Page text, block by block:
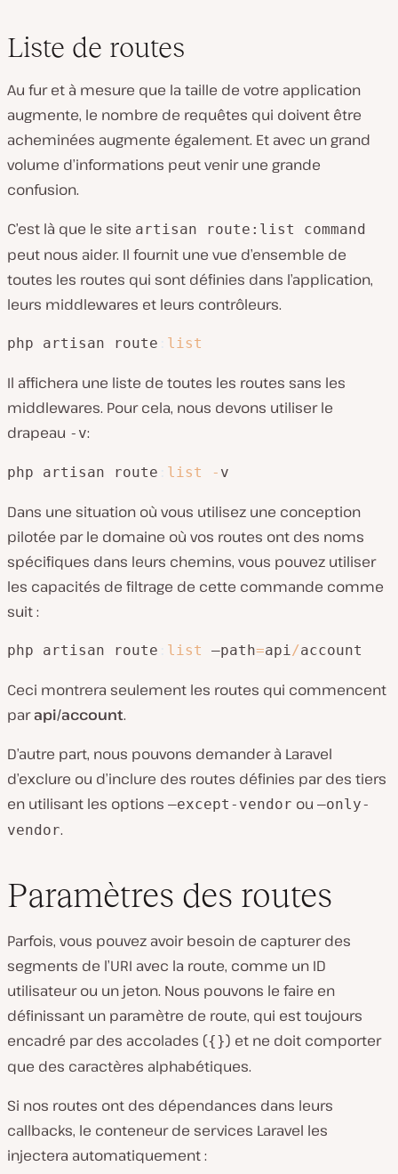
Liste de routes
Au fur et à mesure que la taille de votre application
augmente, le nombre de requêtes qui doivent être
acheminées augmente également. Et avec un grand
volume d’informations peut venir une grande
confusion.
C’est là que le site artisan route:list command
peut nous aider. Il fournit une vue d’ensemble de
toutes les routes qui sont définies dans l’application,
leurs middlewares et leurs contrôleurs.
php artisan route list
Il affichera une liste de toutes les routes sans les
middlewares. Pour cela, nous devons utiliser le
drapeau -v:
php artisan route list - v
Dans une situation où vous utilisez une conception
pilotée par le domaine où vos routes ont des noms
spécifiques dans leurs chemins, vous pouvez utiliser
les capacités de filtrage de cette commande comme
suit :
php artisan route list –path=api /account
Ceci montrera seulement les routes qui commencent
parapi/account.
D’autre part, nous pouvons demander à Laravel
d’exclure ou d’inclure des routes définies par des tiers
en utilisant les options –except-vendor ou –only-
vendor.
Paramètres des routes
Parfois, vous pouvez avoir besoin de capturer des
segments de l’URI avec la route, comme un ID
utilisateur ou un jeton. Nous pouvons le faire en
définissant un paramètre de route, qui est toujours
encadré par des accolades ({}) et ne doit comporter
que des caractères alphabétiques.
Si nos routes ont des dépendances dans leurs
callbacks, le conteneur de services Laravel les
injectera automatiquement :